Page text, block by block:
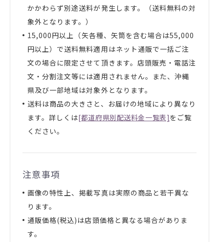
かかわらず別途送料が発生します。（送料無料の対
象外となります。）
15,000円以上（矢各種、矢筒を含む場合は55,000
円以上）で送料無料適用はネット通販で一括ご注
文の場合に限定させて頂きます。店頭販売・電話注
文・分割注文等には適用されません。また、沖縄
県及び一部地域は対象外となります。
送料は商品の大きさと、お届けの地域により異なり
ます。詳しくは[都道府県別配送料金一覧表]をご覧
ください。
注意事項
画像の特性上、掲載写真は実際の商品と若干異な
ります。
通販価格(税込)は店頭価格と異なる場合がありま
す。